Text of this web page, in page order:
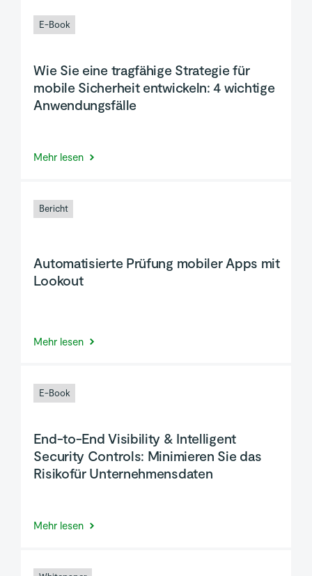
E-Book
Wie Sie eine tragfähige Strategie für
mobile Sicherheit entwickeln: 4 wichtige
Anwendungsfälle
Mehr lesen
Bericht
Automatisierte Prüfung mobiler Apps mit
Lookout
Mehr lesen
E-Book
End-to-End Visibility & Intelligent
Security Controls: Minimieren Sie das
Risikofür Unternehmensdaten
Mehr lesen